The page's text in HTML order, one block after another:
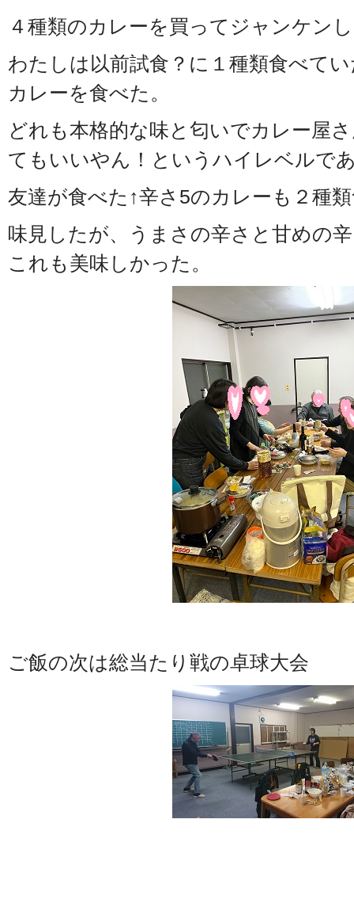
４種類のカレーを買ってジャンケン
わたしは以前試食？に１種類食べて
カレーを食べた。
どれも本格的な味と匂いでカレー屋
てもいいやん！というハイレベルで
友達が食べた↑辛さ5のカレーも２種
味見したが、うまさの辛さと甘めの
これも美味しかった。
ご飯の次は総当たり戦の卓球大会